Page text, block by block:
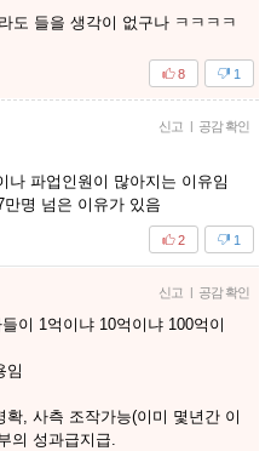
도 들을 생각이 없구나 ㅋㅋㅋㅋ
1
8
신고 | 공감 확인
나 파업인원이 많아지는 이유임
명 넘은 이유가 있음
1
2
신고 | 공감 확인
이 1억이냐 10억이냐 100억이
임
, 사측 조작가능(이미 몇년간 이
의 성과급지급.